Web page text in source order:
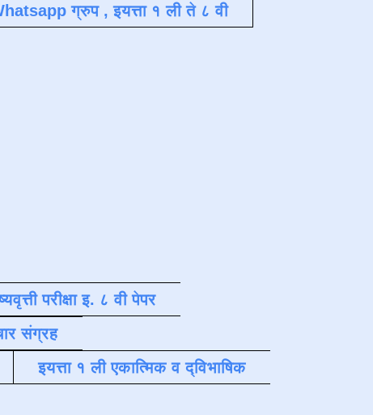
ग्रुप , इयत्ता १ ली ते ८ वी
परीक्षा इ. ८ वी पेपर
संग्रह
इयत्ता १ ली एकात्मिक व द्विभाषिक